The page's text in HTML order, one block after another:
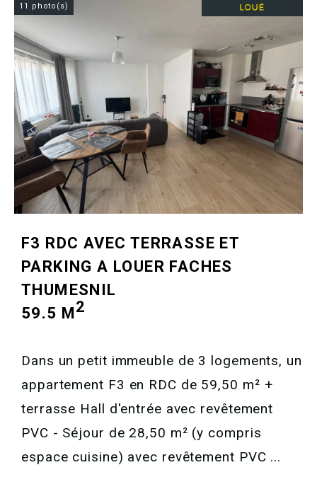
11 photo(s)
F3 RDC AVEC TERRASSE ET
PARKING A LOUER FACHES
THUMESNIL
59.5 M2
Dans un petit immeuble de 3 logements, un
appartement F3 en RDC de 59,50 m² +
terrasse Hall d'entrée avec revêtement
PVC - Séjour de 28,50 m² (y compris
espace cuisine) avec revêtement PVC ...